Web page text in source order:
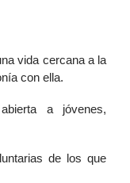
vida cercana a la
con ella.
a jóvenes,
de los que